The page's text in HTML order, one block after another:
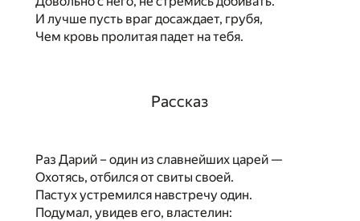
И лучше пусть враг досаждает, грубя,
Чем кровь пролитая падет на тебя.
Рассказ
Раз Дарий – один из славнейших царей —
Охотясь, отбился от свиты своей.
Пастух устремился навстречу один.
Подумал, увидев его, властелин: